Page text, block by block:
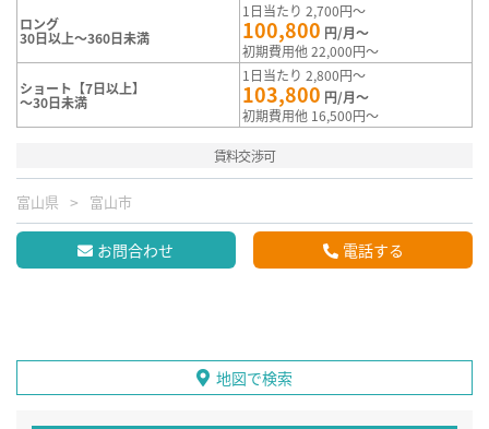
ロング
30日以上～360日未満
1日当たり 2,700円～
100,800 円/月～
初期費用他 22,000円～
ショート【7日以上】
～30日未満
1日当たり 2,800円～
103,800 円/月～
初期費用他 16,500円～
賃料交渉可
富山県 富山市
お問合わせ 電話する
地図で検索